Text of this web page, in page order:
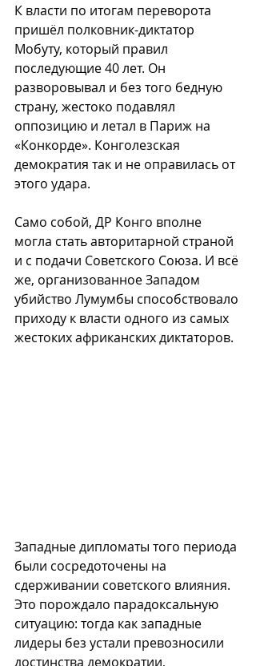
К власти по итогам переворота
пришёл полковник-диктатор
Мобуту, который правил
последующие 40 лет. Он
разворовывал и без того бедную
страну, жестоко подавлял
оппозицию и летал в Париж на
«Конкорде». Конголезская
демократия так и не оправилась от
этого удара.
Само собой, ДР Конго вполне
могла стать авторитарной страной
и с подачи Советского Союза. И всё
же, организованное Западом
убийство Лумумбы способствовало
приходу к власти одного из самых
жестоких африканских диктаторов.
Западные дипломаты того периода
были сосредоточены на
сдерживании советского влияния.
Это порождало парадоксальную
ситуацию: тогда как западные
лидеры без устали превозносили
достинства демократии,